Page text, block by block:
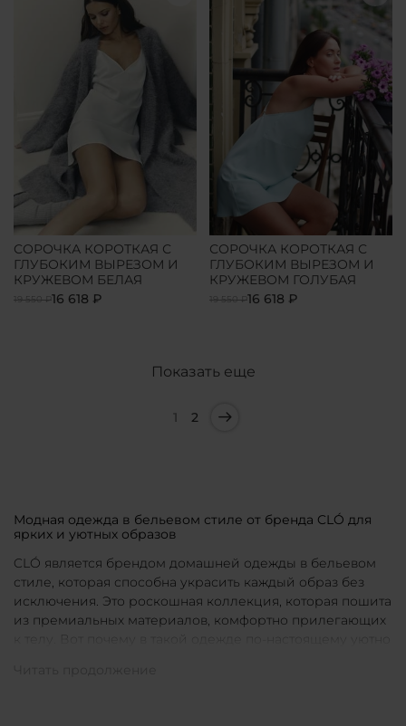
СОРОЧКА КОРОТКАЯ С
ГЛУБОКИМ ВЫРЕЗОМ И
КРУЖЕВОМ БЕЛАЯ
19 550 ₽16 618 ₽
СОРОЧКА КОРОТКАЯ С
ГЛУБОКИМ ВЫРЕЗОМ И
КРУЖЕВОМ ГОЛУБАЯ
19 550 ₽16 618 ₽
Показать еще
1 2
Модная одежда в бельевом стиле от бренда CLÓ для
ярких и уютных образов
CLÓ является брендом домашней одежды в бельевом
стиле, которая способна украсить каждый образ без
исключения. Это роскошная коллекция, которая пошита
из премиальных материалов, комфортно прилегающих
к телу. Вот почему в такой одежде по-настоящему уютно